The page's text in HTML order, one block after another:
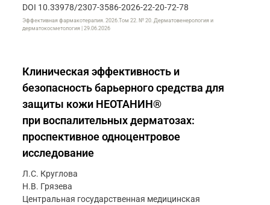
DOI 10.33978/2307-3586-2026-22-20-72-78
Эффективная фармакотерапия. 2026.Том 22. № 20. Дерматовенерология и
дерматокосметология | 29.06.2026
Клиническая эффективность и
безопасность барьерного средства для
защиты кожи НЕОТАНИН®
при воспалительных дерматозах:
проспективное одноцентровое
исследование
Л.С. Круглова
Н.В. Грязева
Центральная государственная медицинская